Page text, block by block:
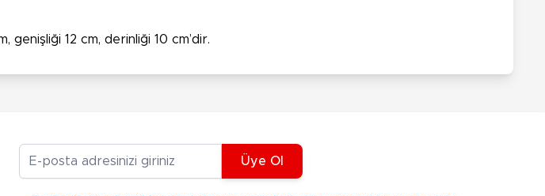
genişliği 12 cm, derinliği 10 cm’dir.
Üye Ol